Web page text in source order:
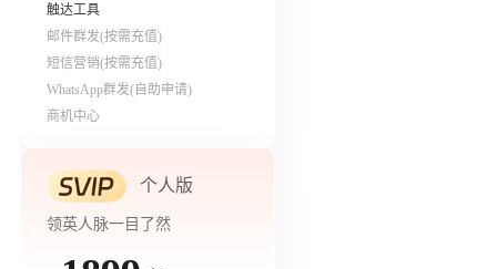
触达工具
邮件群发(按需充值)
短信营销(按需充值)
WhatsApp群发(自助申请)
商机中心
个人版
领英人脉一目了然